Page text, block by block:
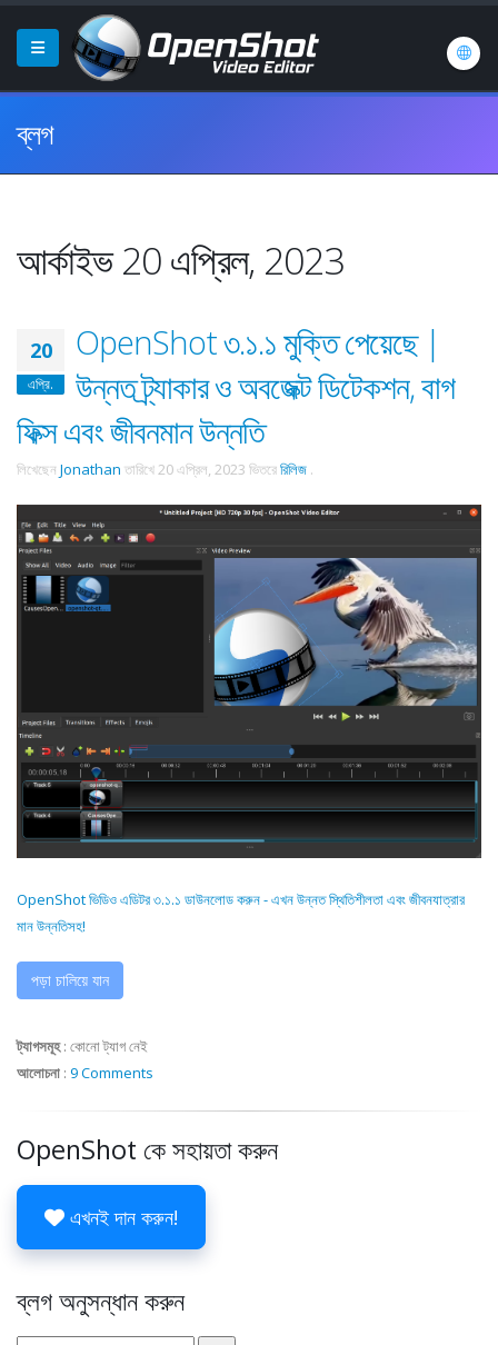
ব্লগ
আর্কাইভ 20 এপ্রিল, 2023
20
এপ্রি.
OpenShot ৩.১.১ মুক্তি পেয়েছে |
উন্নত ট্র্যাকার ও অবজেক্ট ডিটেকশন, বাগ
ফিক্স এবং জীবনমান উন্নতি
লিখেছেন Jonathan তারিখে20 এপ্রিল, 2023 ভিতরেরিলিজ .
OpenShot ভিডিও এডিটর ৩.১.১ ডাউনলোড করুন - এখন উন্নত স্থিতিশীলতা এবং জীবনযাত্রার
মান উন্নতিসহ!
পড়া চালিয়ে যান
ট্যাগসমূহ: কোনো ট্যাগ নেই
আলোচনা : 9 Comments
OpenShot কে সহায়তা করুন
এখনই দান করুন!
ব্লগ অনুসন্ধান করুন